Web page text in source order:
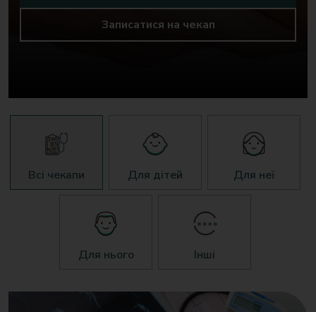
Записатися на чекап
Всі чекапи Для дітей Для неї
Для нього Інші